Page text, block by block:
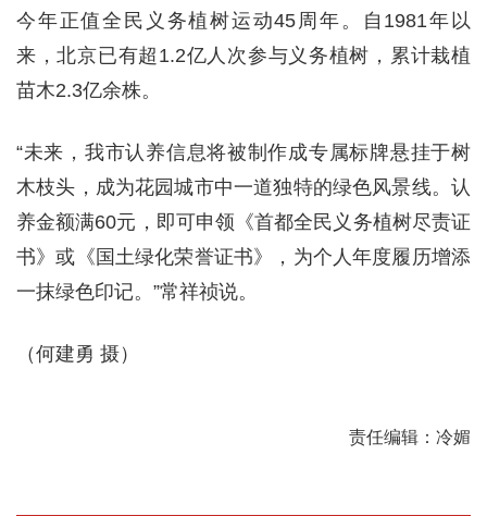
今年正值全民义务植树运动45周年。自1981年以
来，北京已有超1.2亿人次参与义务植树，累计栽植
苗木2.3亿余株。
“未来，我市认养信息将被制作成专属标牌悬挂于树
木枝头，成为花园城市中一道独特的绿色风景线。认
养金额满60元，即可申领《首都全民义务植树尽责证
书》或《国土绿化荣誉证书》，为个人年度履历增添
一抹绿色印记。”常祥祯说。
（何建勇 摄）
责任编辑：冷媚